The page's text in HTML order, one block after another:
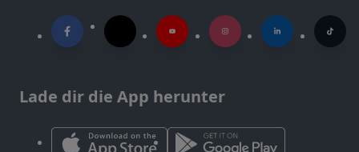
Lade dir die App herunter